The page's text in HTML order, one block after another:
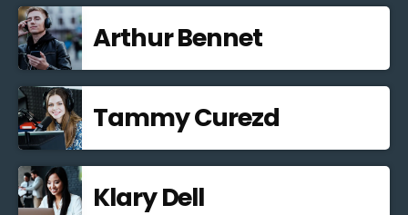
Arthur Bennet
Tammy Curezd
Klary Dell